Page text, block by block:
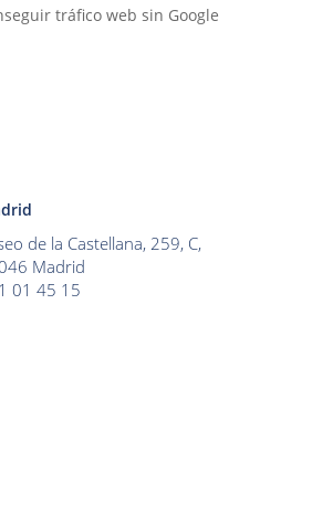
tráfico web sin Google
de la Castellana, 259, C,
Madrid
01 45 15